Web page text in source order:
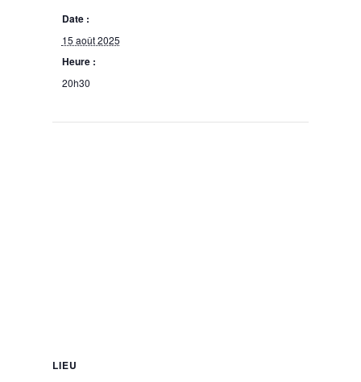
Date :
15 août 2025
Heure :
20h30
LIEU